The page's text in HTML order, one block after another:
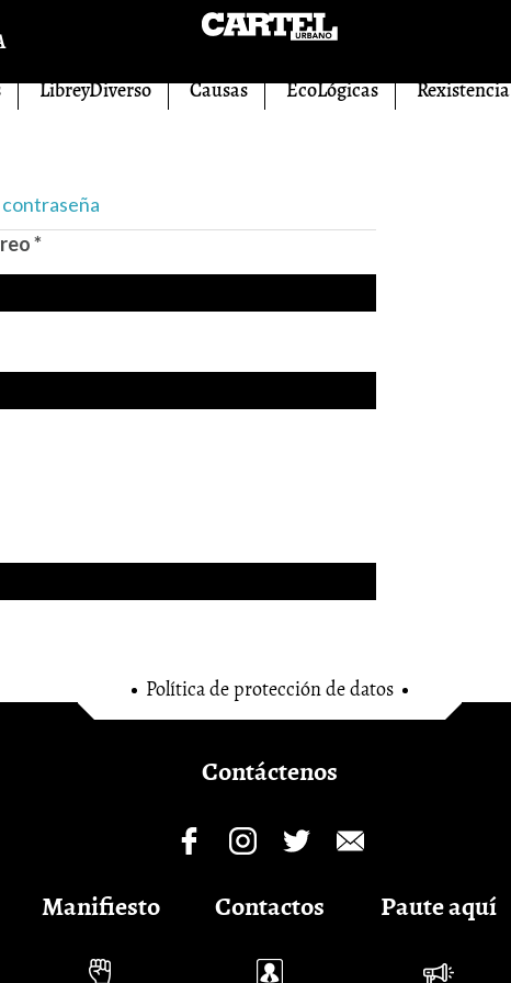
LibreyDiverso Causas EcoLógicas Rexistencia
*
Política de protección de datos
Contáctenos
Manifiesto Contactos Paute aquí